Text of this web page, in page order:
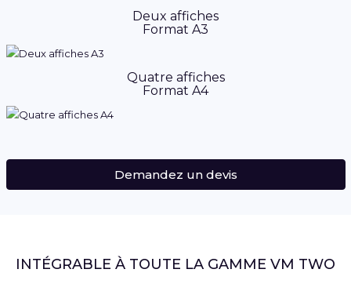
Deux affiches
Format A3
Quatre affiches
Format A4
Demandez un devis
INTÉGRABLE À TOUTE LA GAMME VM TWO